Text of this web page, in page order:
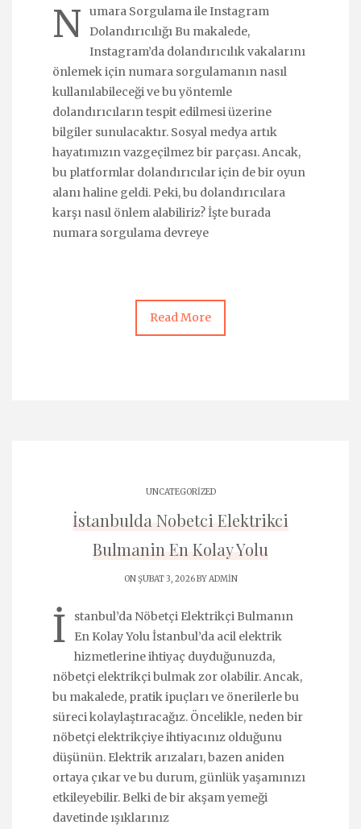
N
umara Sorgulama ile Instagram
Dolandırıcılığı Bu makalede,
Instagram’da dolandırıcılık vakalarını
önlemek için numara sorgulamanın nasıl
kullanılabileceği ve bu yöntemle
dolandırıcıların tespit edilmesi üzerine
bilgiler sunulacaktır. Sosyal medya artık
hayatımızın vazgeçilmez bir parçası. Ancak,
bu platformlar dolandırıcılar için de bir oyun
alanı haline geldi. Peki, bu dolandırıcılara
karşı nasıl önlem alabiliriz? İşte burada
numara sorgulama devreye
Read More
UNCATEGORIZED
İstanbulda Nobetci Elektrikci
Bulmanin En Kolay Yolu
ON ŞUBAT 3, 2026 BYADMIN
İ
stanbul’da Nöbetçi Elektrikçi Bulmanın
En Kolay Yolu İstanbul’da acil elektrik
hizmetlerine ihtiyaç duyduğunuzda,
nöbetçi elektrikçi bulmak zor olabilir. Ancak,
bu makalede, pratik ipuçları ve önerilerle bu
süreci kolaylaştıracağız. Öncelikle, neden bir
nöbetçi elektrikçiye ihtiyacınız olduğunu
düşünün. Elektrik arızaları, bazen aniden
ortaya çıkar ve bu durum, günlük yaşamınızı
etkileyebilir. Belki de bir akşam yemeği
davetinde ışıklarınız